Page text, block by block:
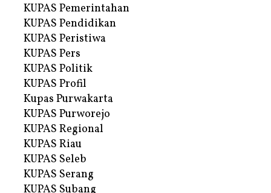
KUPAS Pemerintahan
KUPAS Pendidikan
KUPAS Peristiwa
KUPAS Pers
KUPAS Politik
KUPAS Profil
Kupas Purwakarta
KUPAS Purworejo
KUPAS Regional
KUPAS Riau
KUPAS Seleb
KUPAS Serang
KUPAS Subang